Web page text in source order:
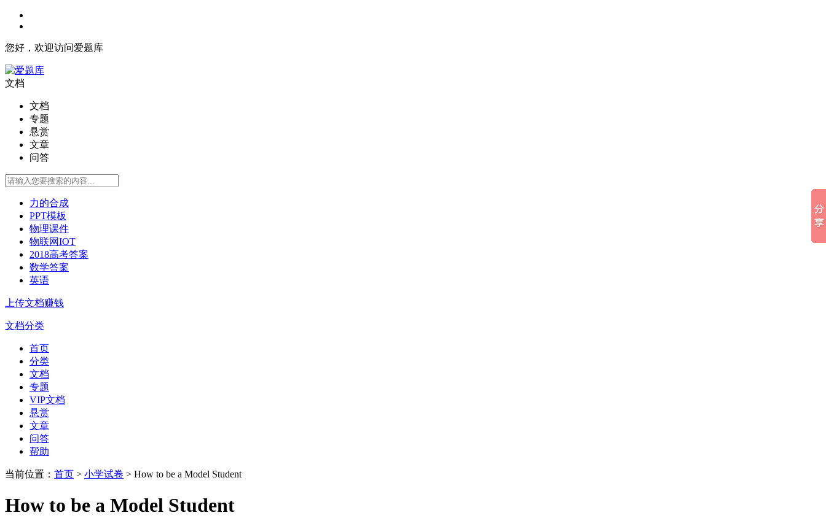
您好，欢迎访问爱题库
文档
文档
专题
悬赏
文章
问答
力的合成
PPT模板
物理课件
物联网IOT
2018高考答案
数学答案
英语
上传文档赚钱
文档分类
首页
分类
文档
专题
VIP文档
悬赏
文章
问答
帮助
当前位置： 首页 > 小学试卷 > How to be a Model Student
How to be a Model Student